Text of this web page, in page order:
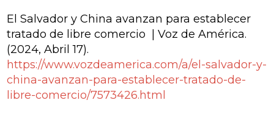
El Salvador y China avanzan para establecer
tratado de libre comercio | Voz de América.
(2024, Abril 17).
https://www.vozdeamerica.com/a/el-salvador-y-
china-avanzan-para-establecer-tratado-de-
libre-comercio/7573426.html